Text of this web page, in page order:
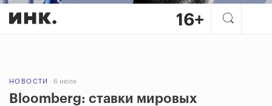
НОВОСТИ 6 июля
Bloomberg: ставки мировых